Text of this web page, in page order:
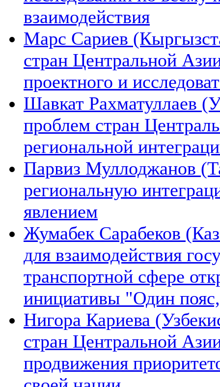
взаимодействия
Марс Сариев
стран Центральной
проектного и
Шавкат Рахматуллаев
проблем стран
региональной
Парвиз Муллоджанов
региональную
явлением
Жумабек Сарабеков
для взаимодействия
транспортной сфере
инициативы "Один
Нигора Кариева
стран Центральной
продвижения